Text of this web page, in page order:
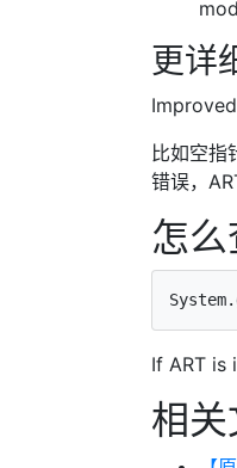
更详
比如空指
错误，
怎
If ART is
相